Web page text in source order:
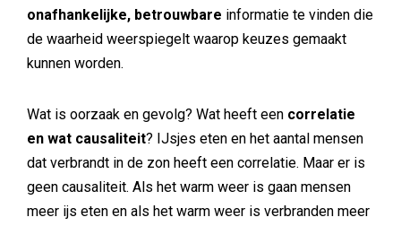
onafhankelijke, betrouwbare informatie te vinden die
de waarheid weerspiegelt waarop keuzes gemaakt
kunnen worden.
Wat is oorzaak en gevolg? Wat heeft een correlatie
en wat causaliteit? IJsjes eten en het aantal mensen
dat verbrandt in de zon heeft een correlatie. Maar er is
geen causaliteit. Als het warm weer is gaan mensen
meer ijs eten en als het warm weer is verbranden meer